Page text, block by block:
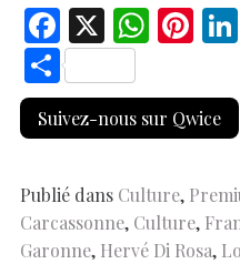
F
ac
e
b
o
k
X W
at
s
p
p
Pi
er
es
k
e
S
h
ar
Suivez-nous sur Qwice
Publié dans Culture,
Carcassonne, Culture,
Garonne, Hervé Di Rosa,